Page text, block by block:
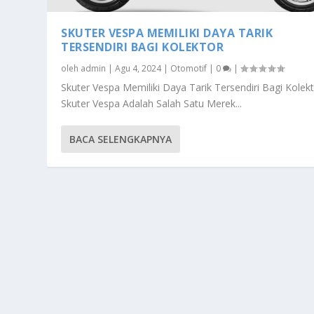
SKUTER VESPA MEMILIKI DAYA TARIK
TERSENDIRI BAGI KOLEKTOR
oleh admin |Agu 4, 2024| Otomotif | 0 |
Skuter Vespa Memiliki Daya Tarik Tersendiri Bagi
Skuter Vespa Adalah Salah Satu Merek...
BACA SELENGKAPNYA